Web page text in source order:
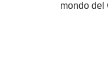
mondo del